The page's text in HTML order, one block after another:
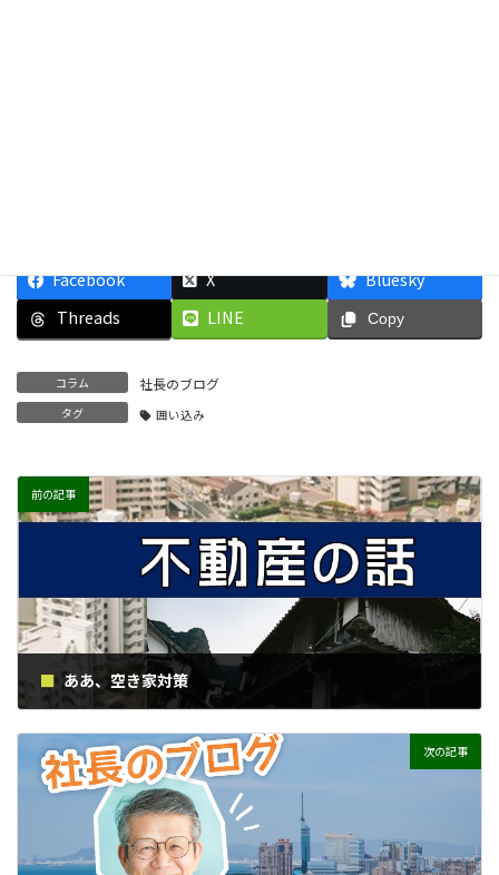
Facebook X
Bluesky
Threads
LINE Copy
コラム 社長のブログ
タグ 囲い込み
前の記事
ああ、空き家対策
次の記事